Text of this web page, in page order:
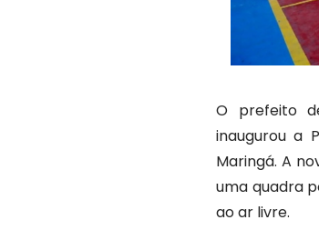
O prefeito
inaugurou a
Maringá. A
uma quadra
ao ar livre.